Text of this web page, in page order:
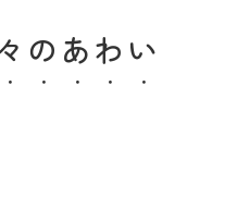
のあわい